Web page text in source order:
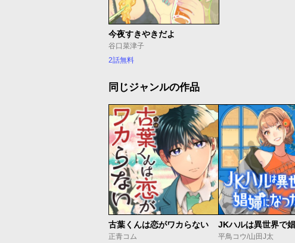
今夜すきやきだよ
谷口菜津子
2話無料
同じジャンルの作品
古葉くんは恋がワカらない
正青コム
平鳥コウ/山田J太